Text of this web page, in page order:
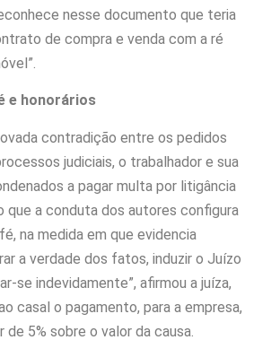
nesse documento que teria
de compra e venda com a ré
e honorários
contradição entre os pedidos
judiciais, o trabalhador e sua
a pagar multa por litigância
que a conduta dos autores configura
na medida em que evidencia
a verdade dos fatos, induzir o Juízo
se indevidamente”, afirmou a juíza,
casal o pagamento, para a empresa,
5% sobre o valor da causa.